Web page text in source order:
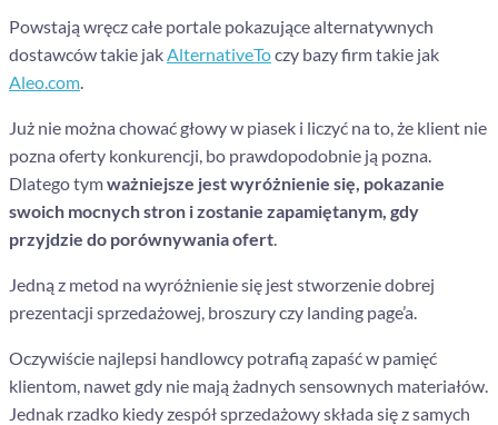
Powstają wręcz całe portale pokazujące alternatywnych
dostawców takie jakAlternativeToczy bazy firm takie jak
Aleo.com.
Już nie można chować głowy w piasek i liczyć na to, że klient nie
pozna oferty konkurencji, bo prawdopodobnie ją pozna.
Dlatego tymważniejsze jest wyróżnienie się, pokazanie
swoich mocnych stron i zostanie zapamiętanym, gdy
przyjdzie do porównywania ofert.
Jedną z metod na wyróżnienie się jest stworzenie dobrej
prezentacji sprzedażowej, broszury czy landing page’a.
Oczywiście najlepsi handlowcy potrafią zapaść w pamięć
klientom, nawet gdy nie mają żadnych sensownych materiałów.
Jednak rzadko kiedy zespół sprzedażowy składa się z samych